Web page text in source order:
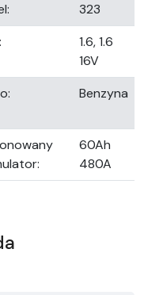
323
1.6, 1.6
16V
Benzyna
60Ah
480A